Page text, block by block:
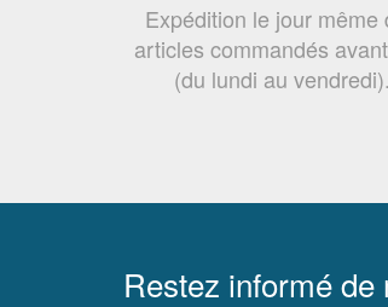
Expédition le jour même
articles commandés
(du lundi au vendredi).
Restez informé